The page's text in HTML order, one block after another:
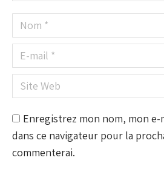
Nom *
E-mail *
Site Web
Enregistrez mon nom, mon e-
dans ce navigateur pour la
commenterai.